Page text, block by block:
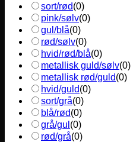
sort/rød(0)
pink/sølv(0)
gul/blå(0)
rød/sølv(0)
hvid/rød/blå(0)
metallisk guld/sølv(0)
metallisk rød/guld(0)
hvid/guld(0)
sort/grå(0)
blå/rød(0)
grå/gul (0)
rød/grå(0)